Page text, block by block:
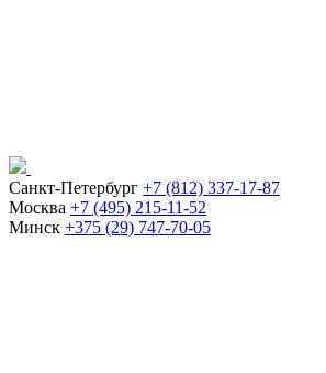
Санкт-Петербург +7 (812) 337-17-87
Москва +7 (495) 215-11-52
Минск +375 (29) 747-70-05